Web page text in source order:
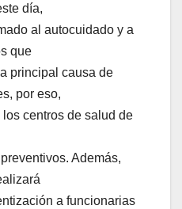
día,
al autocuidado y a
que
principal causa de
por eso,
centros de salud de
Además,
a funcionarias